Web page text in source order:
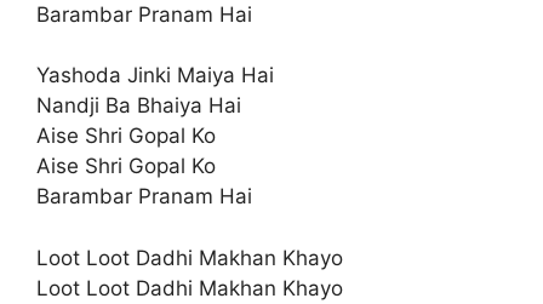
Barambar Pranam Hai
Yashoda Jinki Maiya Hai
Nandji Ba Bhaiya Hai
Aise Shri Gopal Ko
Aise Shri Gopal Ko
Barambar Pranam Hai
Loot Loot Dadhi Makhan Khayo
Loot Loot Dadhi Makhan Khayo